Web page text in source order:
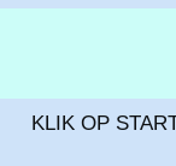
KLIK OP